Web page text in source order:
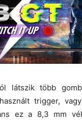
látszik több
trigger,
ez a 8,3 mm